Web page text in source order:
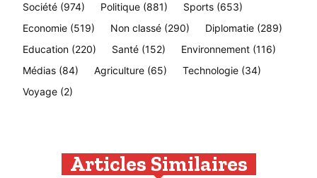
Société (974) Politique (881) Sports (653)
Economie (519) Non classé (290) Diplomatie (289)
Education (220) Santé (152) Environnement (116)
Médias (84) Agriculture (65) Technologie (34)
Voyage (2)
Articles Similaires